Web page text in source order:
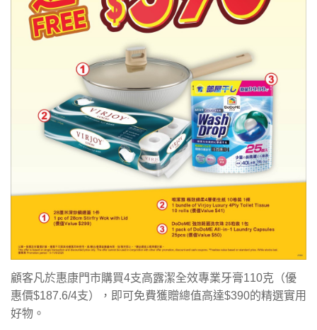
顧客凡於惠康門市購買4支高露潔全效專業牙膏110克（優
惠價$187.6/4支），即可免費獲贈總值高達$390的精選實用
好物。